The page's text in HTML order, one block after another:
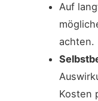
Auf
achten.
Kosten